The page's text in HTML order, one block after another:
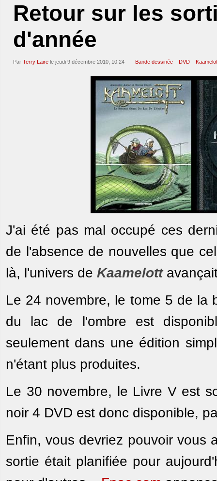
Retour sur les
d'année
Par Terry Laire le jeudi 9 décembre 2010, 10:24 Bande dessinée DVD
J'ai été pas mal occupé ces
de l'absence de nouvelles que
là, l'univers de Kaamelott
Le 24 novembre, le tome 5 de la
du lac de l'ombre est
seulement dans une édition
n'étant plus produites.
Le 30 novembre, le Livre V est
noir 4 DVD est donc disponible,
Enfin, vous devriez pouvoir vous
sortie était planifiée pour